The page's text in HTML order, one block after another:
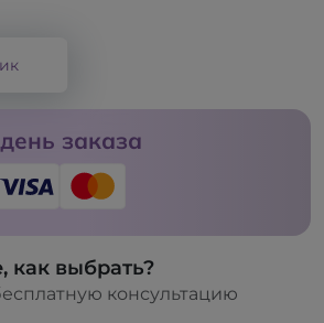
заказа
как выбрать?
консультацию